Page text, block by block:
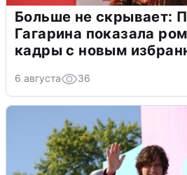
Больше не скрывает:
Гагарина показала
кадры с новым
6 августа 36